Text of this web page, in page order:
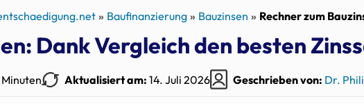
Baufinanzierung Bauzinsen Rechner zum
Dank Vergleich den besten
Aktualisiert am: 14. Juli 2026 Geschrieben von: Dr.